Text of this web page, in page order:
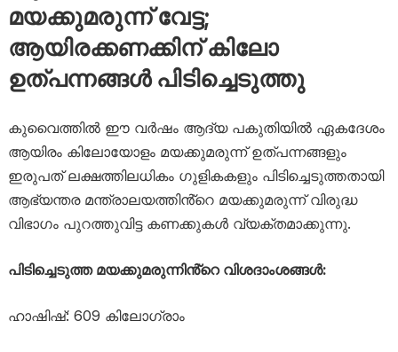
മയക്കുമരുന്ന് വേട്ട;
ആയിരക്കണക്കിന് കിലോ
ഉത്പന്നങ്ങൾ പിടിച്ചെടുത്തു
കുവൈത്തിൽ ഈ വർഷം ആദ്യ പകുതിയിൽ ഏകദേശം
ആയിരം കിലോയോളം മയക്കുമരുന്ന് ഉത്പന്നങ്ങളും
ഇരുപത് ലക്ഷത്തിലധികം ഗുളികകളും പിടിച്ചെടുത്തതായി
ആഭ്യന്തര മന്ത്രാലയത്തിൻ്റെ മയക്കുമരുന്ന് വിരുദ്ധ
വിഭാഗം പുറത്തുവിട്ട കണക്കുകൾ വ്യക്തമാക്കുന്നു.
പിടിച്ചെടുത്ത മയക്കുമരുന്നിൻ്റെ വിശദാംശങ്ങൾ:
ഹാഷിഷ്: 609 കിലോഗ്രാം